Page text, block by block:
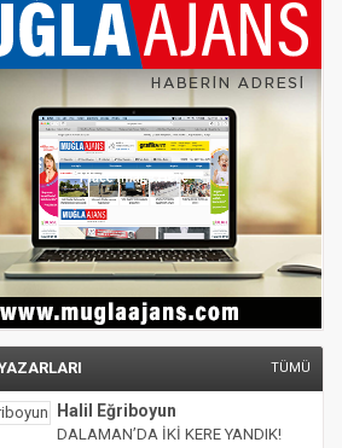
TÜMÜ
Halil Eğriboyun
DALAMAN’DA İKİ KERE YANDIK!